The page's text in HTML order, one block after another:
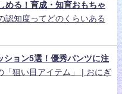
める！育成・知育おもちゃ
認知度ってどのくらいある
ション5選！優秀パンツに注
狙い目アイテム」 | おにぎ